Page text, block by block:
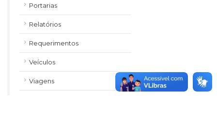
Portarias
Relatórios
Requerimentos
Veículos
Viagens